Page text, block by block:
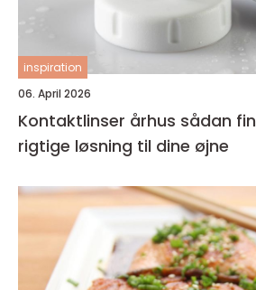
inspiration
06. April 2026
Kontaktlinser århus sådan finder du den
rigtige løsning til dine øjne